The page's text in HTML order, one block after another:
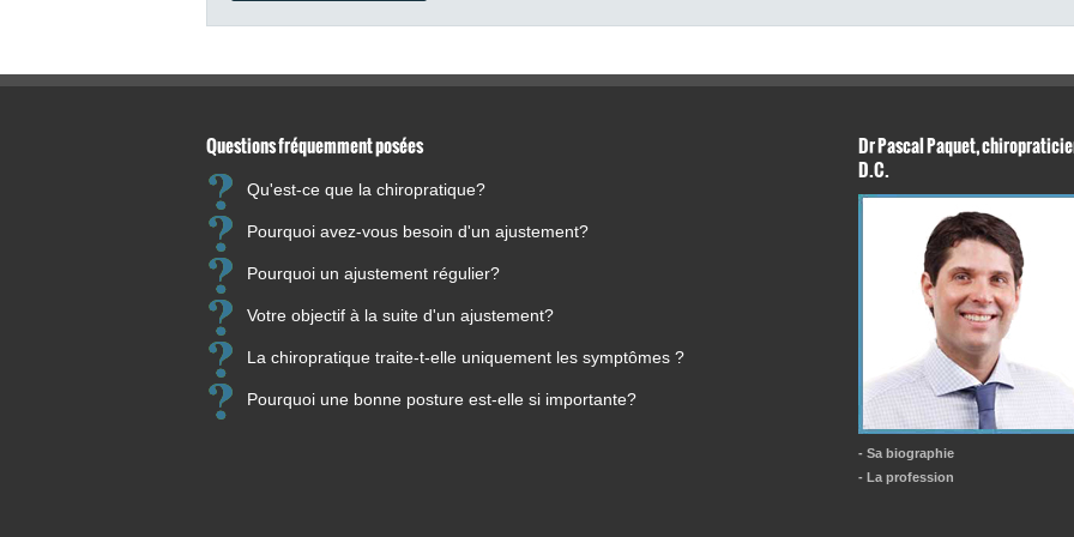
Questions fréquemment posées
Qu'est-ce que la chiropratique?
Pourquoi avez-vous besoin d'un ajustement?
Pourquoi un ajustement régulier?
Votre objectif à la suite d'un ajustement?
La chiropratique traite-t-elle uniquement les symptômes ?
Pourquoi une bonne posture est-elle si importante?
Dr Pascal Paquet,
D.C.
- Sa biographie
- La profession